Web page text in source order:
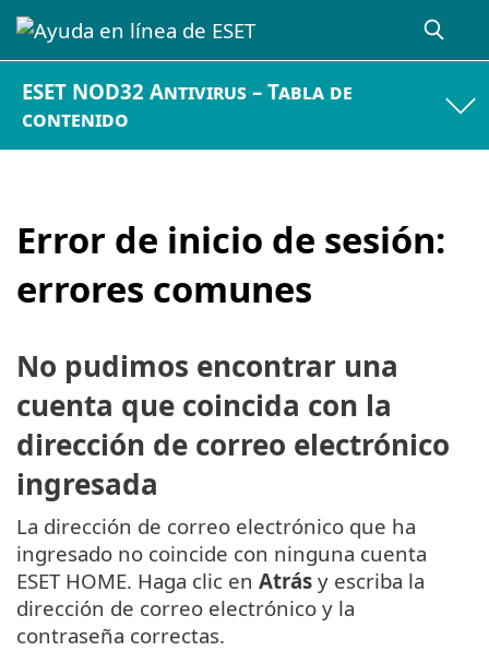
ESET NOD32 Antivirus – Tabla de
contenido
Error de inicio de sesión:
errores comunes
No pudimos encontrar una
cuenta que coincida con la
dirección de correo electrónico
ingresada
La dirección de correo electrónico que ha
ingresado no coincide con ninguna cuenta
ESET HOME. Haga clic en Atrás y escriba la
dirección de correo electrónico y la
contraseña correctas.